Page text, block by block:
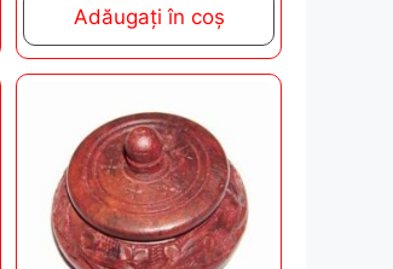
f
5
Adăugați în coș